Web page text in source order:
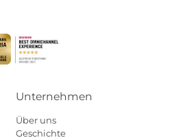
Unternehmen
Über uns
Geschichte